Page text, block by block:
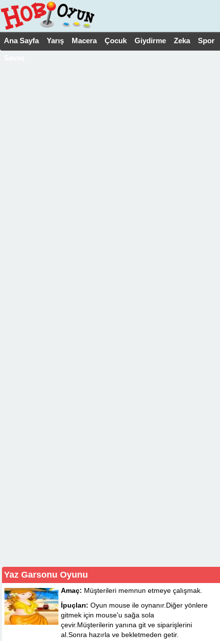
Ana Sayfa Yarış Macera Çocuk Giydirme Zeka Spor
Yaz Garsonu Oyunu
Amaç: Müşterileri memnun etmeye çalışmak.
İpuçları: Oyun mouse ile oynanır.Diğer yönlere
gitmek için mouse'u sağa sola
çevir.Müşterilerin yanına git ve siparişlerini
al.Sonra hazırla ve bekletmeden getir.